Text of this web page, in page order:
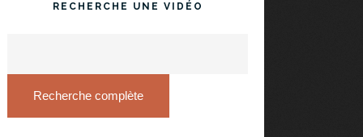
RECHERCHE UNE VIDÉO
Recherche complète